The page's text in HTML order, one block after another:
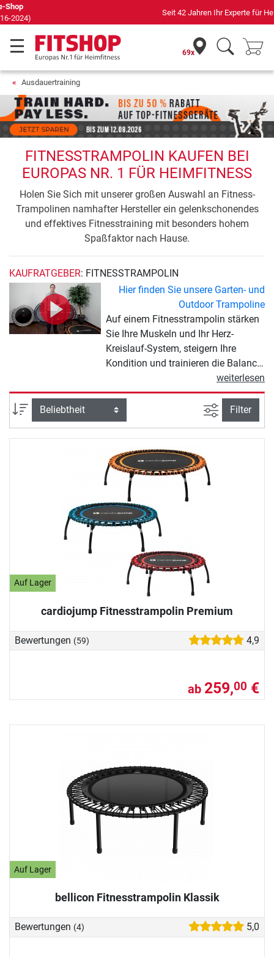
Seit 42 Jahren Ihr Experte für Heimfitness
69x
Ausdauertraining
FITNESSTRAMPOLIN KAUFEN BEI
EUROPAS NR. 1 FÜR HEIMFITNESS
Holen Sie Sich mit unserer großen Auswahl an Fitness-
Trampolinen namhafter Hersteller ein gelenkschonendes
und effektives Fitnesstraining mit besonders hohem
Spaßfaktor nach Hause.
KAUFRATGEBER: FITNESSTRAMPOLIN
Hier finden Sie unsere Garten- und
Outdoor Trampoline
Auf einem Fitnesstrampolin stärken
Sie Ihre Muskeln und Ihr Herz-
Kreislauf-System, steigern Ihre
Kondition und trainieren die Balance.
Durch den hohen Kalorienverbrauch
eignen sich Fitnesstrampoline
außerdem ideal zum Abnehmen.
Das Training ist sehr
gelenkschonend und deshalb ideal
geeignet für Einsteiger und
Menschen mit Gelenkproblemen.
Anspruchsvolle Sportler können auf
dem Fitnesstrampolin ein intensives
Power-Workout absolvieren. Ein
besonders schöner Trainingseffekt:
Beim Schwingen auf dem
Fitnesstrampolin werden
Glückshormone ausgeschüttet, die
für Ihr Wohlbefinden und gute Laune
sorgen. Wir helfen Ihnen bei der
Entscheidung: In unserem
wichtige Informationen zur
weiterlesen
Sortierung Ansicht
Filter
Auf Lager
cardiojump Fitnesstrampolin Premium
Bewertungen (59) 4,9
ab 259,00 €
Auf Lager
bellicon Fitnesstrampolin Klassik
Bewertungen (4) 5,0